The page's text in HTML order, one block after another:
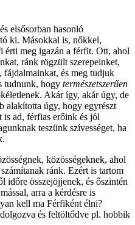
elsősorban hasonló
ki. Másokkal is, nőkkel,
érti meg igazán a férfit. Ott, ahol
ránk rögzült szerepeinket,
és meg tudjuk
tudnunk, hogy természetszerűen
Akár így, akár úgy, de
alakította úgy, hogy egyrészt
is ad, férfias erőink és jól
teszünk szívességet, ha
közösségeknek, ahol
ránk. Ezért is tartom
összejöjjenek, és őszintén
arra a kérdésre is
kell ma Férfiként élni?
és feltöltődve pl. hobbik